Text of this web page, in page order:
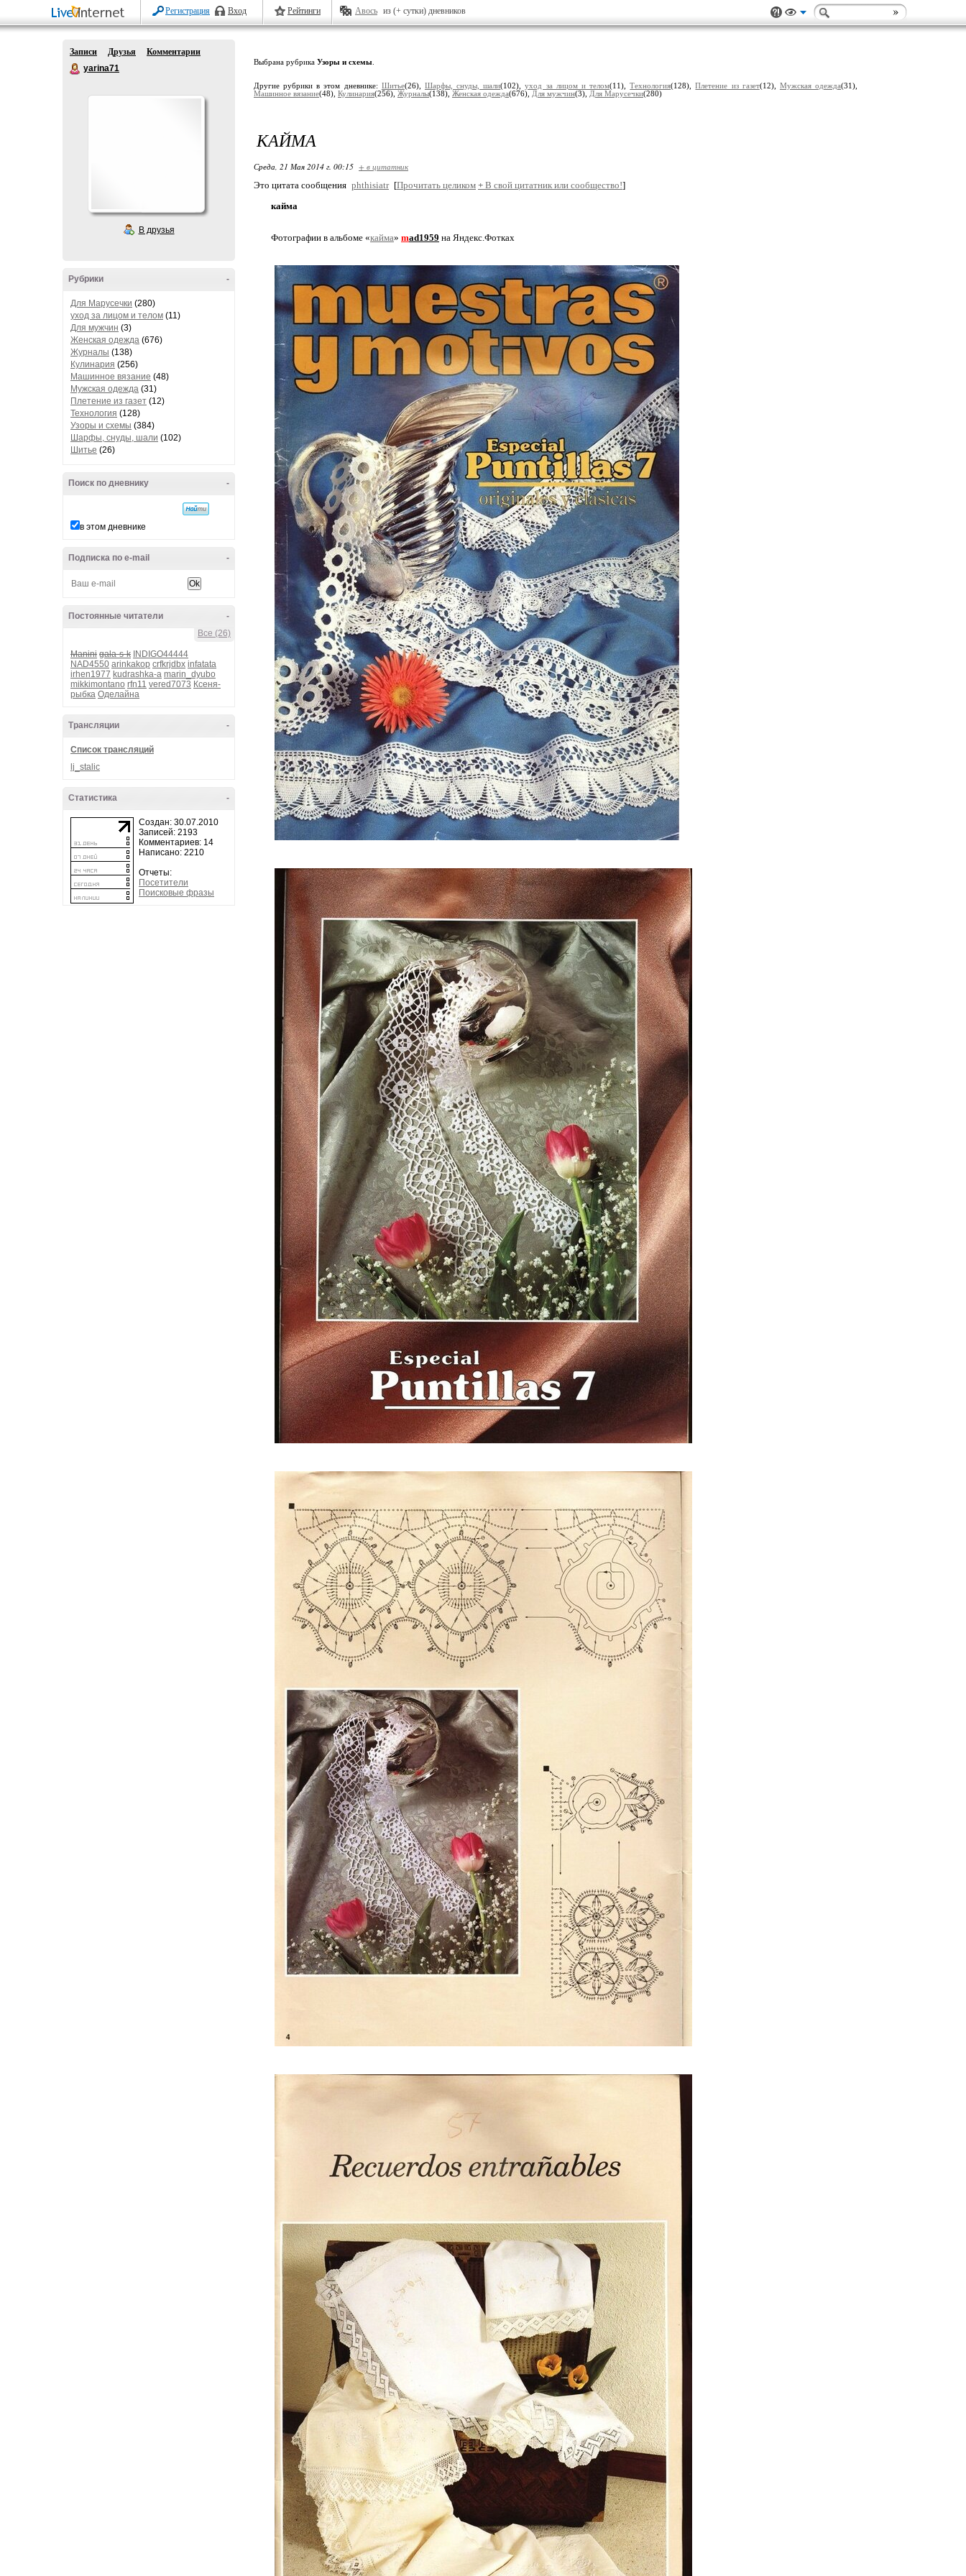
Регистрация Вход Рейтинги Авось из (+ сутки) дневников
Записи Друзья
Комментарии
yarina71
В друзья
-
Рубрики
Для Марусечки (280)
уход за лицом и телом (11)
Для мужчин (3)
Женская одежда (676)
Журналы (138)
Кулинария (256)
Машинное вязание (48)
Мужская одежда (31)
Плетение из газет (12)
Технология (128)
Узоры и схемы (384)
Шарфы, снуды, шали (102)
Шитье (26)
-
Поиск по дневнику
в этом дневнике
-
Подписка по e-mail
-
Постоянные читатели
Все (26)
Manini gala-s-k INDIGO44444
NAD4550 arinkakop crfkrjdbx infatata
irhen1977 kudrashka-a marin_dyubo
mikkimontano rfn11 vered7073 Ксеня-
рыбка Оделайна
-
Трансляции
Список трансляций
lj_stalic
-
Статистика
Создан: 30.07.2010
Записей: 2193
Комментариев: 14
Написано: 2210
Отчеты:
Посетители
Поисковые фразы
Выбрана рубрика Узоры и схемы
Другие рубрики в этом дневнике: Шитье(26), Шарфы, снуды, шали(102),уход за лицом и телом(11),Технология(128),Плетение из газет(12), Мужская одежда(31),
Машинное вязание(48), Кулинария(256), Журналы(138), Женская одежда(676), Для мужчин(3), Для Марусечки(280)
КАЙМА
Среда, 21 Мая 2014 г. 00:15 + в цитатник
Это цитата сообщения phthisiatr [Прочитать целиком + В свой цитатник или сообщество!]
кайма
Фотографии в альбоме «кайма» mad1959 на Яндекс.Фотках